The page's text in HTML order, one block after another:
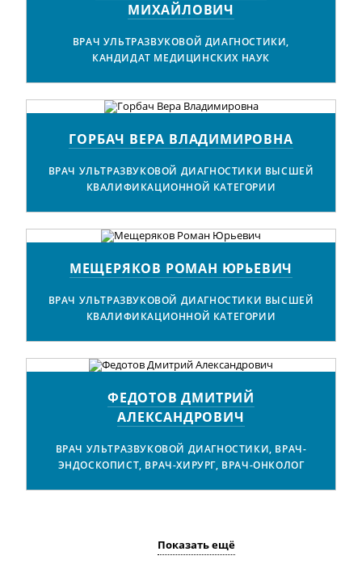
МИХАЙЛОВИЧ
ВРАЧ УЛЬТРАЗВУКОВОЙ ДИАГНОСТИКИ,
КАНДИДАТ МЕДИЦИНСКИХ НАУК
ГОРБАЧ ВЕРА ВЛАДИМИРОВНА
ВРАЧ УЛЬТРАЗВУКОВОЙ ДИАГНОСТИКИ ВЫСШЕЙ
КВАЛИФИКАЦИОННОЙ КАТЕГОРИИ
МЕЩЕРЯКОВ РОМАН ЮРЬЕВИЧ
ВРАЧ УЛЬТРАЗВУКОВОЙ ДИАГНОСТИКИ ВЫСШЕЙ
КВАЛИФИКАЦИОННОЙ КАТЕГОРИИ
ФЕДОТОВ ДМИТРИЙ
АЛЕКСАНДРОВИЧ
ВРАЧ УЛЬТРАЗВУКОВОЙ ДИАГНОСТИКИ, ВРАЧ-
ЭНДОСКОПИСТ, ВРАЧ-ХИРУРГ, ВРАЧ-ОНКОЛОГ
Показать ещё